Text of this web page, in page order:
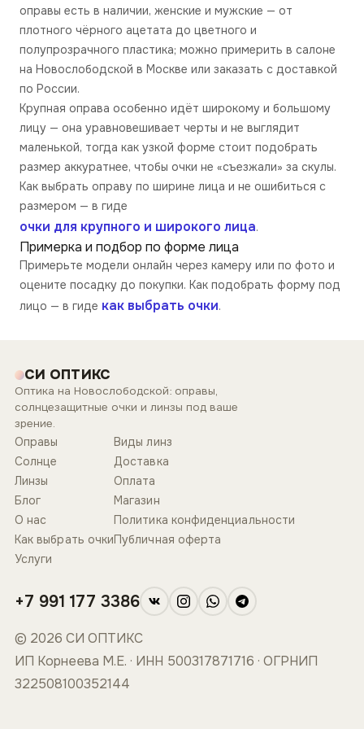
оправы есть в наличии, женские и мужские — от
плотного чёрного ацетата до цветного и
полупрозрачного пластика; можно примерить в салоне
на Новослободской в Москве или заказать с доставкой
по России.
Крупная оправа особенно идёт широкому и большому
лицу — она уравновешивает черты и не выглядит
маленькой, тогда как узкой форме стоит подобрать
размер аккуратнее, чтобы очки не «съезжали» за скулы.
Как выбрать оправу по ширине лица и не ошибиться с
размером — в гиде
очки для крупного и широкого лица.
Примерка и подбор по форме лица
Примерьте модели онлайн через камеру или по фото и
оцените посадку до покупки. Как подобрать форму под
лицо — в гиде как выбрать очки.
СИ ОПТИКС
Оптика на Новослободской: оправы,
солнцезащитные очки и линзы под ваше
зрение.
Оправы
Солнце
Линзы
Блог
О нас
Как выбрать очки
Услуги
Виды линз
Доставка
Оплата
Магазин
Политика конфиденциальности
Публичная оферта
+7 991 177 3386
© 2026 СИ ОПТИКС
ИП Корнеева М.Е. · ИНН 500317871716 · ОГРНИП
322508100352144